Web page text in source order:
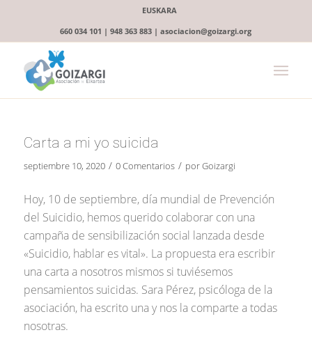
EUSKARA
660 034 101 | 948 363 883 | asociacion@goizargi.org
Carta a mi yo suicida
septiembre 10, 2020 / 0 Comentarios / porGoizargi
Hoy, 10 de septiembre, día mundial de Prevención
del Suicidio, hemos querido colaborar con una
campaña de sensibilización social lanzada desde
«Suicidio, hablar es vital». La propuesta era escribir
una carta a nosotros mismos si tuviésemos
pensamientos suicidas. Sara Pérez, psicóloga de la
asociación, ha escrito una y nos la comparte a todas
nosotras.